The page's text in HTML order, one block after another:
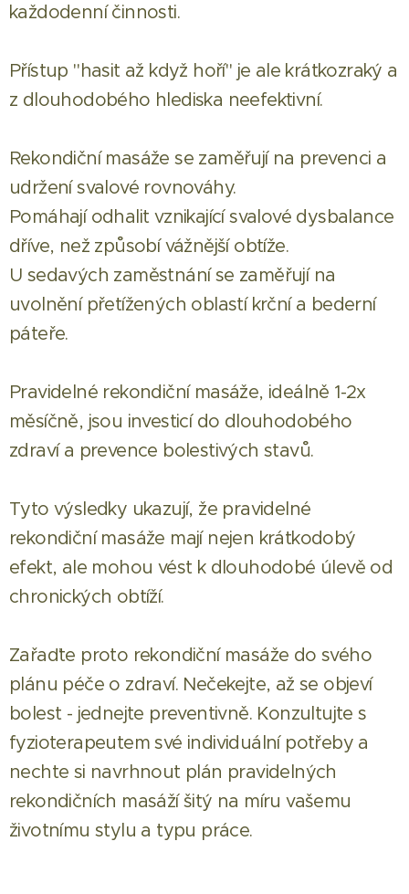
každodenní činnosti.
Přístup "hasit až když hoří" je ale krátkozraký a
z dlouhodobého hlediska neefektivní.
Rekondiční masáže se zaměřují na prevenci a
udržení svalové rovnováhy.
Pomáhají odhalit vznikající svalové dysbalance
dříve, než způsobí vážnější obtíže.
U sedavých zaměstnání se zaměřují na
uvolnění přetížených oblastí krční a bederní
páteře.
Pravidelné rekondiční masáže, ideálně 1-2x
měsíčně, jsou investicí do dlouhodobého
zdraví a prevence bolestivých stavů.
Tyto výsledky ukazují, že pravidelné
rekondiční masáže mají nejen krátkodobý
efekt, ale mohou vést k dlouhodobé úlevě od
chronických obtíží.
Zařaďte proto rekondiční masáže do svého
plánu péče o zdraví. Nečekejte, až se objeví
bolest - jednejte preventivně. Konzultujte s
fyzioterapeutem své individuální potřeby a
nechte si navrhnout plán pravidelných
rekondičních masáží šitý na míru vašemu
životnímu stylu a typu práce.